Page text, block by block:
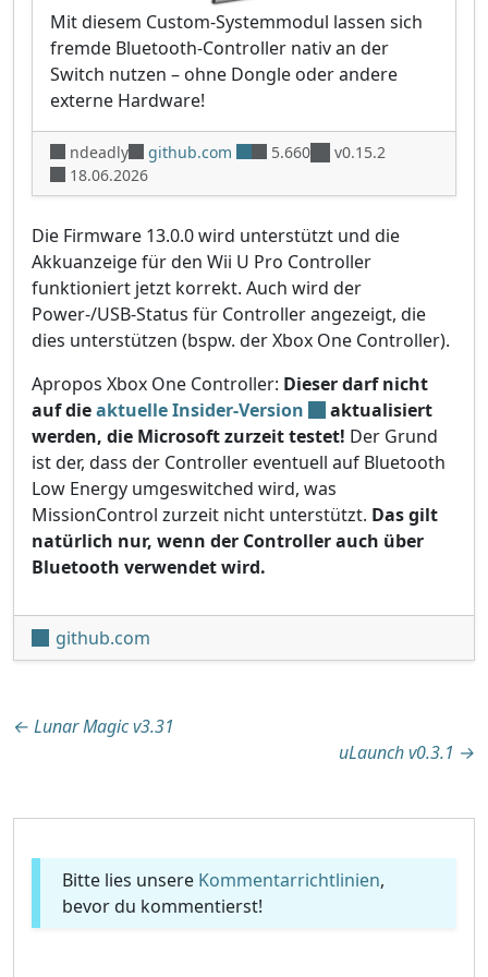
Mit diesem Custom-Systemmodul lassen sich
fremde Bluetooth-Controller nativ an der
Switch nutzen – ohne Dongle oder andere
externe Hardware!
ndeadly github.com 5.660
v0.15.2
18.06.2026
Die Firmware 13.0.0 wird unterstützt und die
Akkuanzeige für den Wii U Pro Controller
funktioniert jetzt korrekt. Auch wird der
Power-/USB-Status für Controller angezeigt, die
dies unterstützen (bspw. der Xbox One Controller).
Apropos Xbox One Controller: Dieser darf nicht
auf dieaktuelle Insider-Version
aktualisiert
werden, die Microsoft zurzeit testet! Der Grund
ist der, dass der Controller eventuell auf Bluetooth
Low Energy umgeswitched wird, was
MissionControl zurzeit nicht unterstützt. Das gilt
natürlich nur, wenn der Controller auch über
Bluetooth verwendet wird.
github.com
Beitragsnavigation
← Lunar Magic v3.31
uLaunch v0.3.1 →
Bitte lies unsere Kommentarrichtlinien,
bevor du kommentierst!